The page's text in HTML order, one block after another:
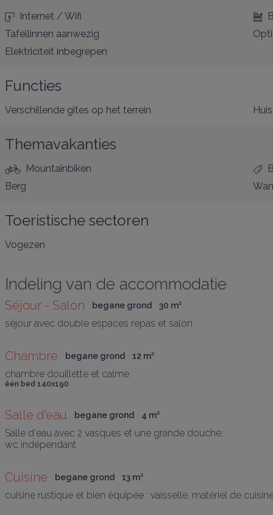
Internet / Wifi
Tafellinnen aanwezig
Elektriciteit inbegrepen
Functies
Verschillende gîtes op het terrein
Themavakanties
Mountainbiken
Berg
Toeristische sectoren
Vogezen
Indeling van de accommodatie
Séjour - Salon begane grond 30 m²
séjour avec double espaces repas et salon
Chambre begane grond 12 m²
chambre douillette et calme
één bed 140x190
Salle d'eau begane grond 4 m²
Salle d'eau avec 2 vasques et une grande douche;
wc indépendant
Cuisine begane grond 13 m²
cuisine rustique et bien équipée : vaisselle, matériel de